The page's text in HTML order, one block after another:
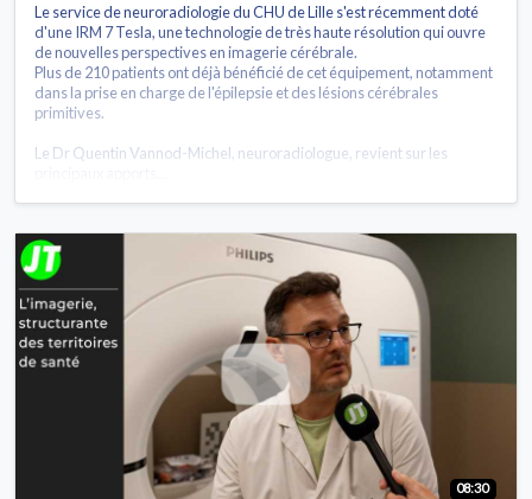
Le service de neuroradiologie du CHU de Lille s'est récemment doté
d'une IRM 7 Tesla, une technologie de très haute résolution qui ouvre
de nouvelles perspectives en imagerie cérébrale.
Plus de 210 patients ont déjà bénéficié de cet équipement, notamment
dans la prise en charge de l'épilepsie et des lésions cérébrales
primitives.
Le Dr Quentin Vannod-Michel, neuroradiologue, revient sur les
08:30